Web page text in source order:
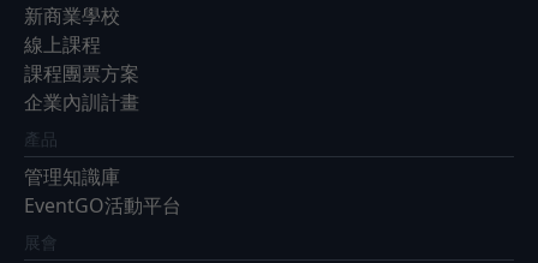
新商業學校
線上課程
課程團票方案
企業內訓計畫
產品
管理知識庫
EventGO活動平台
展會